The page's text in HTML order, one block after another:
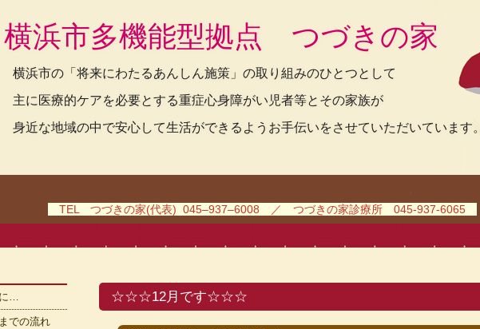
浜市多機能型拠点 つづきの家
横浜市の「将来にわたるあんしん施策」の取り組みのひとつとして
主に医療的ケアを必要とする重症心身障がい児者等とその家族が
身近な地域の中で安心して生活ができるようお手伝いをさせていただいています。
TEL つづきの家(代表) 045–937–6008 ／ つづきの家診療所 045-937-6065
☆☆☆12月です☆☆☆
…
での流れ